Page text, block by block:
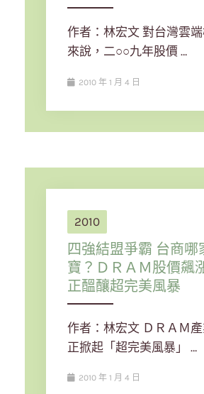
作者：林宏文 對台灣雲
來說，二○○九年股價 …
2010 年 1 月 4 日
2010
四強結盟爭霸 台商哪
寶？ＤＲＡＭ股價飆
正醞釀超完美風暴
作者：林宏文 ＤＲＡＭ
正掀起「超完美風暴」 …
2010 年 1 月 4 日